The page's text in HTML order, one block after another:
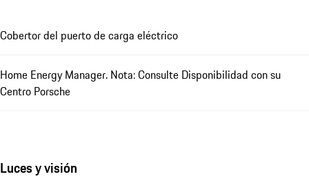
Cobertor del puerto de carga eléctrico
Home Energy Manager. Nota: Consulte Disponibilidad con su
Centro Porsche
Luces y visión